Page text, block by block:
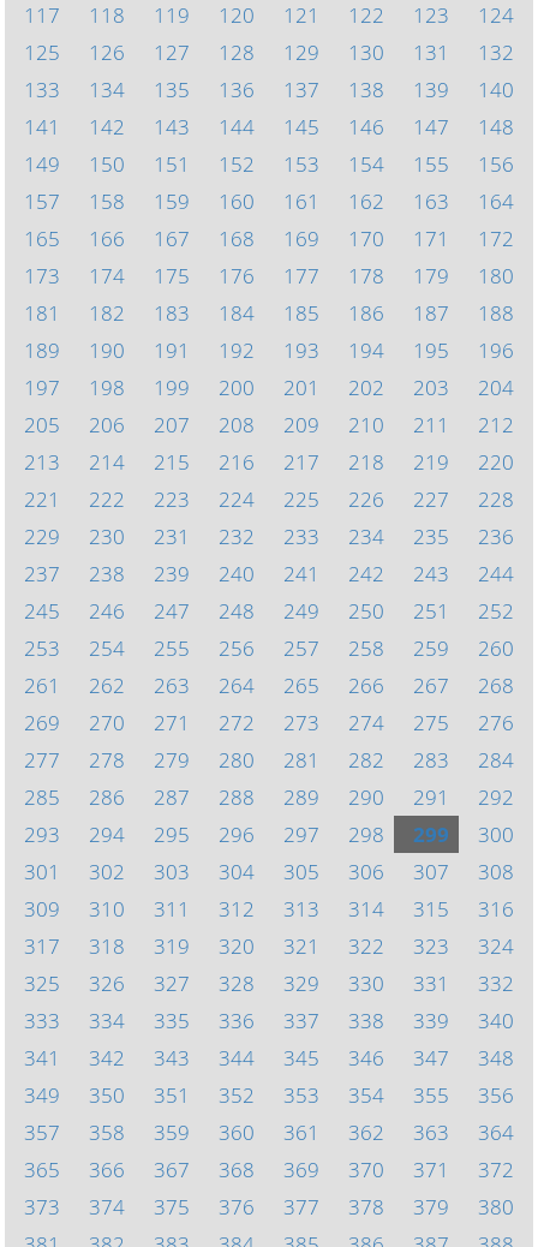
117
118 119 120 121 122 123
124
125
126 127 128 129 130 131
132
133
134 135 136 137 138 139
140
141
142 143 144 145 146 147
148
149
150 151 152 153 154 155
156
157
158 159 160 161 162 163
164
165
166 167 168 169 170 171
172
173
174 175 176 177 178 179
180
181
182 183 184 185 186 187
188
189
190 191 192 193 194 195
196
197
198 199 200 201 202 203
204
205
206 207 208 209 210 211
212
213
214 215 216 217 218 219
220
221
222 223 224 225 226 227
228
229
230 231 232 233 234 235
236
237
238 239 240 241 242 243
244
245
246 247 248 249 250 251
252
253
254 255 256 257 258 259
260
261
262 263 264 265 266 267
268
269
270 271 272 273 274 275
276
277
278 279 280 281 282 283
284
285
286 287 288 289 290 291
292
293
294 295 296 297 298 299
300
301
302 303 304 305 306 307
308
309
310 311 312 313 314 315
316
317
318 319 320 321 322 323
324
325
326 327 328 329 330 331
332
333
334 335 336 337 338 339
340
341
342 343 344 345 346 347
348
349
350 351 352 353 354 355
356
357
358 359 360 361 362 363
364
365
366 367 368 369 370 371
372
373
374 375 376 377 378 379
380